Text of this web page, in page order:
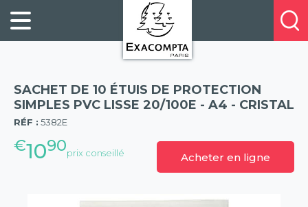
FILING
ORGANISATION
PRESENTATION
BUSINESS
BOOKS
À
PROPOS
NOS
E-
CATALOGUES
POINTS
DE
CONTACTEZ-
Profitez
de
réduction
sur
nouvelle
SACHET DE 10 ÉTUIS DE PROTECTION
SIMPLES PVC LISSE 20/100E - A4 - CRISTAL
RÉF : 5382E
€1090prix conseillé Acheter en ligne
(57)
Panneau de gestion des cookies